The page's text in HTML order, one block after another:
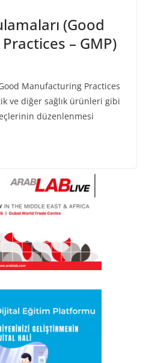
(Good
– GMP)
Manufacturing Practices
ve diğer sağlık ürünleri gibi
düzenlenmesi